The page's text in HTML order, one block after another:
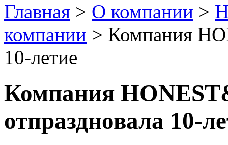
Главная > О компании >
компании > Компания
10-летие
Компания
отпраздновала 10-